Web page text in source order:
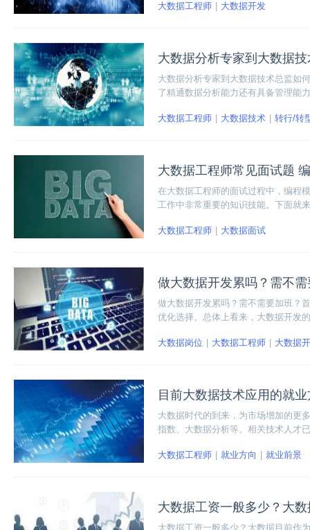
具备的各项能力和掌握的各项知识。
大数据工程师 大数据开发
大数据分析专家到大数据
大数据分析专家到大数据技术总监如
了精通数据分析能力还有具备管理能
大数据工程师 大数据技术 转行/转
大数据工程师常见面试题
在大数据工程师的面试过程中，编程
工作中非常重要的知识技能。下面就
大数据工程师
大数据面试
做大数据开发累吗？需不
做大数据开发累吗？需不需要加班？
优化选择。总体上看来，大数据开发
工作了。
大数据岗位 大数据工程师 大数据
目前大数据技术应用的就
大数据时代的到来，为市场增加的更
指数、大数据分析等。相关技术人才
大数据工程师
就业方向 就业前景
大数据工资一般多少？大
大数据工资一般多少？大数据目前作